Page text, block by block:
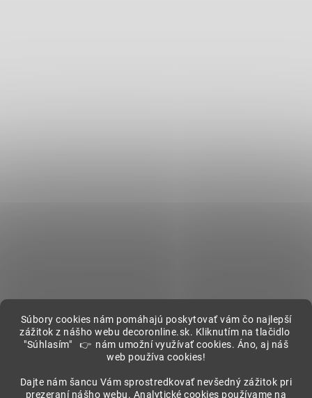
Súbory cookies nám pomáhajú poskytovať vám čo najlepší
zážitok z nášho webu decoronline.sk. Kliknutím na tlačidlo
"Súhlasím" 👉 nám umožní využívať cookies. Áno, aj náš
web používa cookies!
Dajte nám šancu Vám sprostredkovať nevšedný zážitok pri
prezeraní nášho webu. Analytické cookies používame na
Showroom